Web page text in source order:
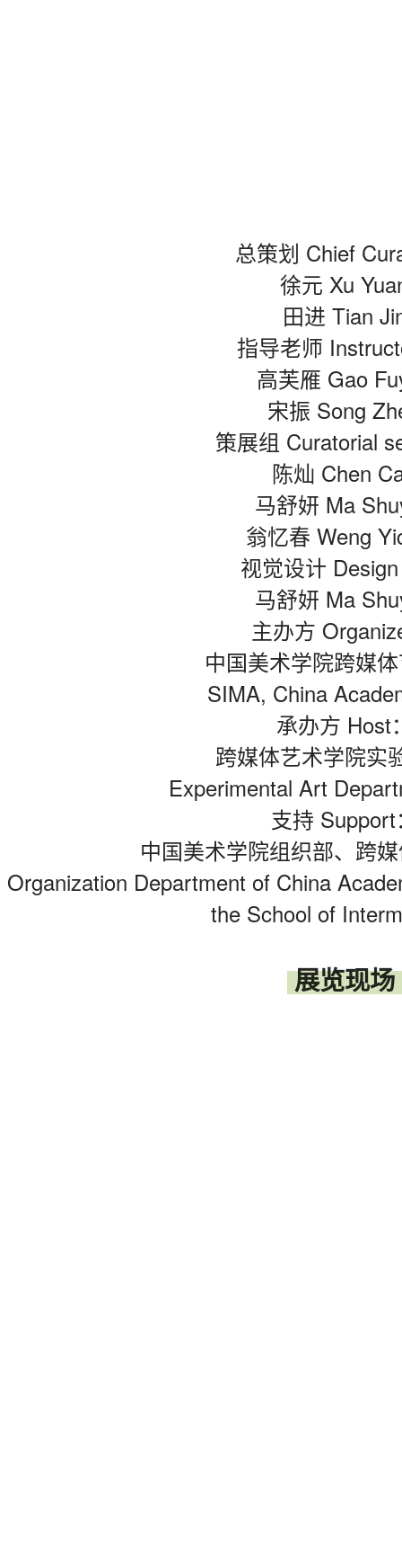
总策划 Chief
徐元 Xu
田进 Tian
指导老师
高芙雁 Gao
宋振 Song
策展组 Curatorial
陈灿 Chen
马舒妍 Ma
翁忆春 Weng
视觉设计
马舒妍 Ma
主办方
中国美术学院跨媒
SIMA, China
承办方 Host
跨媒体艺术学院实
Experimental Art
支持 Support
中国美术学院组织部、跨
Organization Department of China
the School of
展览现场